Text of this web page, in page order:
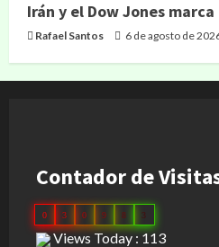
Irán y el Dow Jones
Rafael Santos 6 de agosto de
Contador de
0 3 0 9 8 3
Views Today : 113